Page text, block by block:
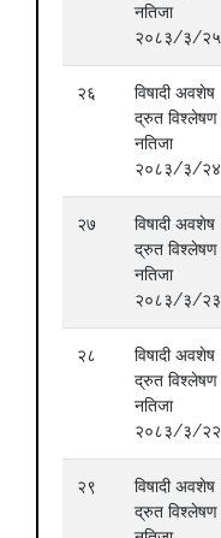
नतिजा
२०८३/३/२५
२६
विषादी अवशेष
द्रुत विश्लेषण
नतिजा
२०८३/३/२४
२७
विषादी अवशेष
द्रुत विश्लेषण
नतिजा
२०८३/३/२३
२८
विषादी अवशेष
द्रुत विश्लेषण
नतिजा
२०८३/३/२२
२९
विषादी अवशेष
द्रुत विश्लेषण